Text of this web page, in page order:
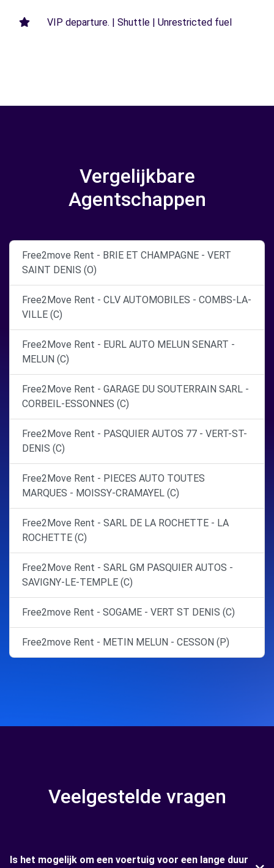
VIP departure. | Shuttle | Unrestricted fuel
Vergelijkbare
Agentschappen
Free2move Rent - BRIE ET CHAMPAGNE - VERT
SAINT DENIS (O)
Free2Move Rent - CLV AUTOMOBILES - COMBS-LA-
VILLE (C)
Free2Move Rent - EURL AUTO MELUN SENART -
MELUN (C)
Free2Move Rent - GARAGE DU SOUTERRAIN SARL -
CORBEIL-ESSONNES (C)
Free2Move Rent - PASQUIER AUTOS 77 - VERT-ST-
DENIS (C)
Free2Move Rent - PIECES AUTO TOUTES
MARQUES - MOISSY-CRAMAYEL (C)
Free2Move Rent - SARL DE LA ROCHETTE - LA
ROCHETTE (C)
Free2Move Rent - SARL GM PASQUIER AUTOS -
SAVIGNY-LE-TEMPLE (C)
Free2move Rent - SOGAME - VERT ST DENIS (C)
Free2move Rent - METIN MELUN - CESSON (P)
Veelgestelde vragen
Is het mogelijk om een voertuig voor een lange duur